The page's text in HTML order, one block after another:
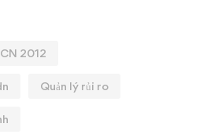
2012
Quản lý rủi ro